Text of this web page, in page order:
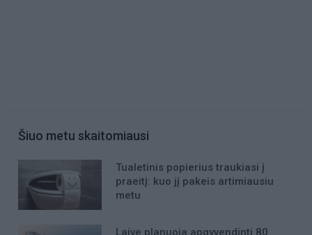
Šiuo metu skaitomiausi
Tualetinis popierius traukiasi į
praeitį: kuo jį pakeis artimiausiu
metu
Laive planuoja apgyvendinti 80